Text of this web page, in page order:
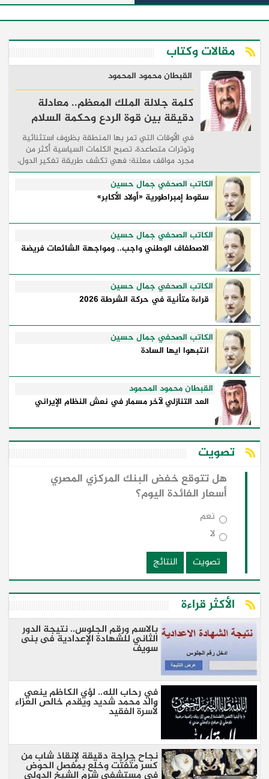
مقالات وكتاب
القبطان محمود المحمود
كلمة جلالة الملك المعظم.. معادلة
دقيقة بين قوة الردع وحكمة السلام
في الأوقات التي تمر بها المنطقة بظروف استثنائية
وتوترات متصاعدة، تصبح الكلمات السياسية أكثر من
مجرد مواقف معلنة؛ فهي تكشف طريقة تفكير الدول،
وكيفية إدارتها للأزمات، والحدود التي تفصل بين القوة
...
الكاتب الصحفي جمال حسين
سقوط إمبراطورية «أولاد الأكابر»
الكاتب الصحفي جمال حسين
الاصطفاف الوطني واجب.. ومواجهة الشائعات فريضة
الكاتب الصحفي جمال حسين
قراءة متأنية في حركة الشرطة 2026
الكاتب الصحفي جمال حسين
انتبهوا ايها السادة
القبطان محمود المحمود
العد التنازلي لآخر مسمار في نعش النظام الإيراني
تصويت
هل تتوقع خفض البنك المركزي المصري
أسعار الفائدة اليوم؟
نعم
لا
تصويت
النتائج
الأكثر قراءة
بالاسم ورقم الجلوس.. نتيجة الدور
الثاني للشهادة الإعدادية فى بنى
سويف
في رحاب الله.. لؤي الكاظم ينعي
والد محمد شديد ويقدم خالص العزاء
لأسرة الفقيد
نجاح جراحة دقيقة لإنقاذ شاب من
كسر مُتَفَتِّت وخلع بمفصل الحوض
في مستشفى شرم الشيخ الدولي